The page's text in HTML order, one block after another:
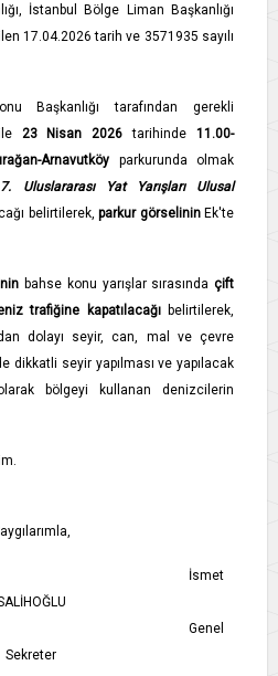
İstanbul Bölge Liman Başkanlığı
17.04.2026 tarih ve 3571935 sayılı
Başkanlığı tarafından gerekli
23 Nisan 2026tarihinde 11.00-
Arnavutköy parkurunda olmak
7. Uluslararası Yat Yarışları Ulusal
belirtilerek, parkur görselinin Ek'te
bahse konu yarışlar sırasında çift
trafiğine kapatılacağıbelirtilerek,
dolayı seyir, can, mal ve çevre
dikkatli seyir yapılması ve yapılacak
bölgeyi kullanan denizcilerin
Sekreter